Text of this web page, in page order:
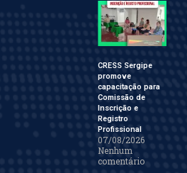
CRESS Sergipe
promove
capacitação para
Comissão de
Inscrição e
Registro
Profissional
07/08/2026
Nenhum
comentário